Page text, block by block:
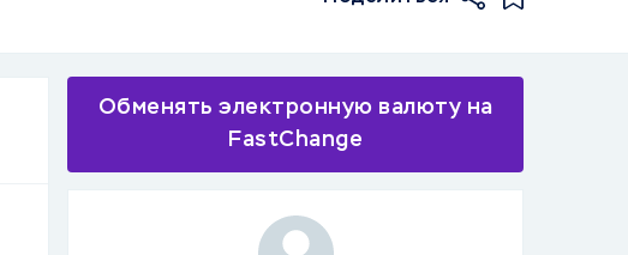
Обменять электронную валюту на
FastChange